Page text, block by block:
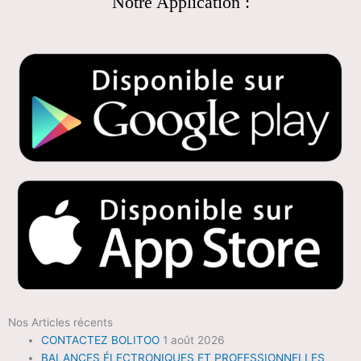
Nos Articles récents
CONTACTEZ BOLITOO 1 août 2026
BALANCES ÉLECTRONIQUES ET PROFESSIONNELLES